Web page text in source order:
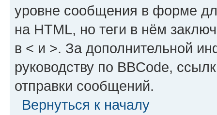
уровне сообщения в форме
на HTML, но теги в нём
в < и >. За дополнительной
руководству по BBCode,
отправки сообщений.
Вернуться к началу